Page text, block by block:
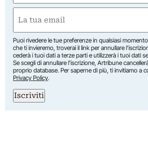
First
(Required)
Puoi rivedere le tue preferenze in qualsiasi
che ti invieremo, troverai il link per annullare
cederà i tuoi dati a terze parti e utilizzerà i tuoi dati
Se scegli di annullare l’iscrizione, Artribune
proprio database. Per saperne di più, ti invitiamo a
Privacy Policy.
Iscriviti